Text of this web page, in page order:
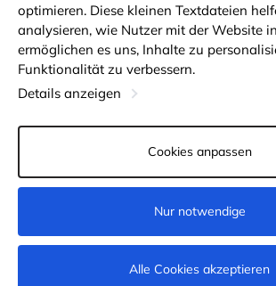
Kaufen
Über uns
Geschäfte
Lieferung und Zahlung
Treuekarten
Für Großhandelskunden
Privacy
Rückgabe
Cookie-
© 2011-2026MNOGOKNIG.
optimieren. Diese kleinen Textdateien
analysieren, wie Nutzer mit der Website
ermöglichen es uns, Inhalte zu
Funktionalität zu verbessern.
Details anzeigen
Cookies anpassen
Nur notwendige
Alle Cookies akzeptieren